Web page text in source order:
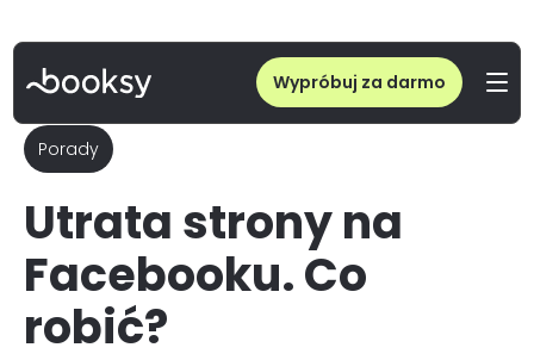
Wypróbuj za darmo
Porady
Utrata strony na
Facebooku. Co
robić?